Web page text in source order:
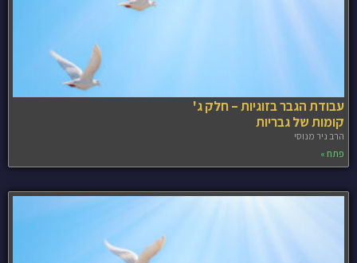
עבודת הגבר בזוגיות – חלק ג'
קומות של גבריות
הרב ניר מנוסי
פתח »